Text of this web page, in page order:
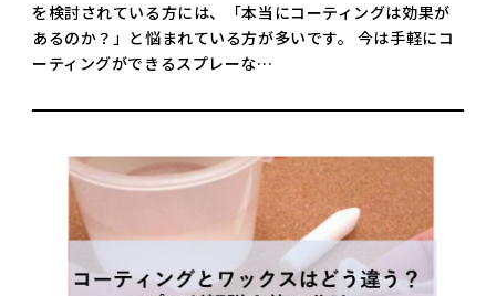
を検討されている方には、「本当にコーティングは効果が
あるのか？」と悩まれている方が多いです。 今は手軽にコ
ーティングができるスプレーな…